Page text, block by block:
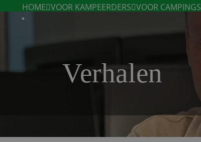
HOME VOOR KAMPEERDERS VOOR CAMPINGS
Verhalen